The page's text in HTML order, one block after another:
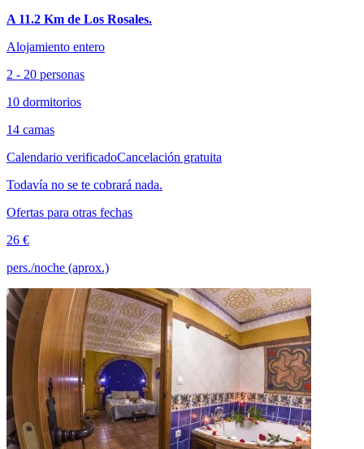
A 11.2 Km de Los Rosales.
Alojamiento entero
2 - 20 personas
10 dormitorios
14 camas
Calendario verificadoCancelación gratuita
Todavía no se te cobrará nada.
Ofertas para otras fechas
26 €
pers./noche (aprox.)